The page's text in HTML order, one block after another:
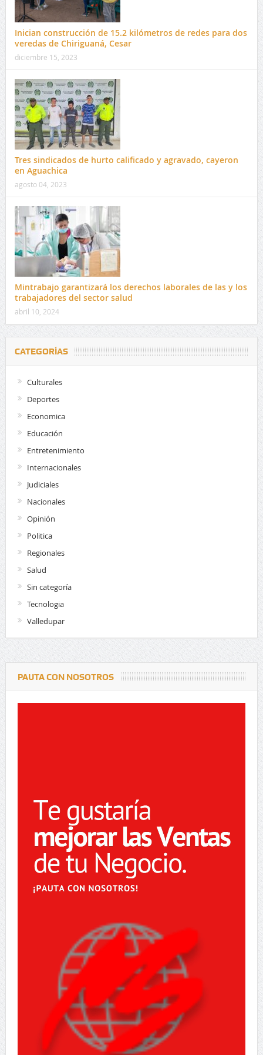
Inician construcción de 15.2 kilómetros de redes para dos
veredas de Chiriguaná, Cesar
diciembre 15, 2023
Tres sindicados de hurto calificado y agravado, cayeron
en Aguachica
agosto 04, 2023
Mintrabajo garantizará los derechos laborales de las y los
trabajadores del sector salud
abril 10, 2024
CATEGORÍAS
Culturales
Deportes
Economica
Educación
Entretenimiento
Internacionales
Judiciales
Nacionales
Opinión
Politica
Regionales
Salud
Sin categoría
Tecnologia
Valledupar
PAUTA CON NOSOTROS